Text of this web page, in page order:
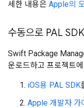
세한 내용은 Apple의
수동으로 PAL
Swift Package
운로드하고 프로젝트
iOS용 PAL SDK
Apple 개발자 가